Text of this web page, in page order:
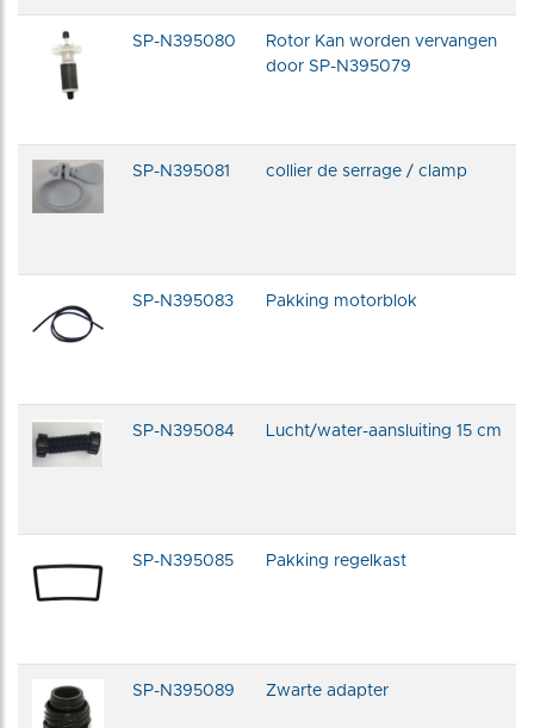
SP-N395080
Rotor Kan worden vervangen
door SP-N395079
SP-N395081 collier de serrage / clamp
SP-N395083 Pakking motorblok
SP-N395084 Lucht/water-aansluiting 15 cm
SP-N395085 Pakking regelkast
SP-N395089 Zwarte adapter